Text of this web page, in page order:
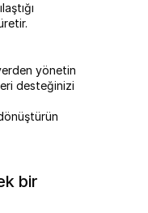
yönetin
desteğinizi
bir